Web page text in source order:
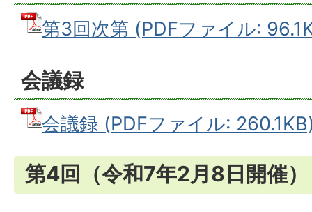
第3回次第 (PDFファイル:
会議録
会議録 (PDFファイル:
第4回（令和7年2月8日開催）